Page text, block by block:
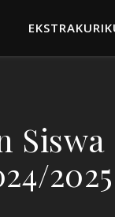
Siswa
2025